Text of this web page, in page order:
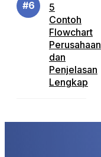
5
Contoh
Flowchart
Perusahaan
dan
Penjelasan
Lengkap